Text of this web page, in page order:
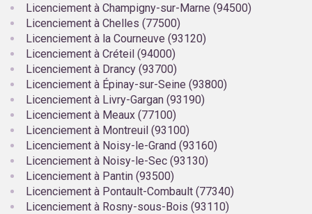
Licenciement à Champigny-sur-Marne (94500)
Licenciement à Chelles (77500)
Licenciement à la Courneuve (93120)
Licenciement à Créteil (94000)
Licenciement à Drancy (93700)
Licenciement à Épinay-sur-Seine (93800)
Licenciement à Livry-Gargan (93190)
Licenciement à Meaux (77100)
Licenciement à Montreuil (93100)
Licenciement à Noisy-le-Grand (93160)
Licenciement à Noisy-le-Sec (93130)
Licenciement à Pantin (93500)
Licenciement à Pontault-Combault (77340)
Licenciement à Rosny-sous-Bois (93110)